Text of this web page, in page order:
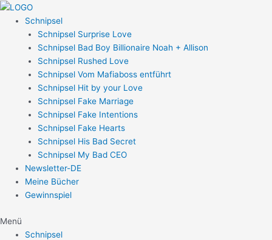
Zum
Inhalt
springen
Schnipsel
Schnipsel Surprise Love
Schnipsel Bad Boy Billionaire Noah + Allison
Schnipsel Rushed Love
Schnipsel Vom Mafiaboss entführt
Schnipsel Hit by your Love
Schnipsel Fake Marriage
Schnipsel Fake Intentions
Schnipsel Fake Hearts
Schnipsel His Bad Secret
Schnipsel My Bad CEO
Newsletter-DE
Meine Bücher
Gewinnspiel
Menü
Schnipsel
Post
navigation